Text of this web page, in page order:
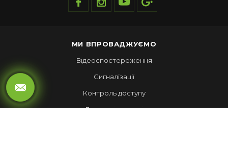
МИ ВПРОВАДЖУЄМО
Відеоспостереження
Сигналізації
Контроль доступу
Локальні мережі